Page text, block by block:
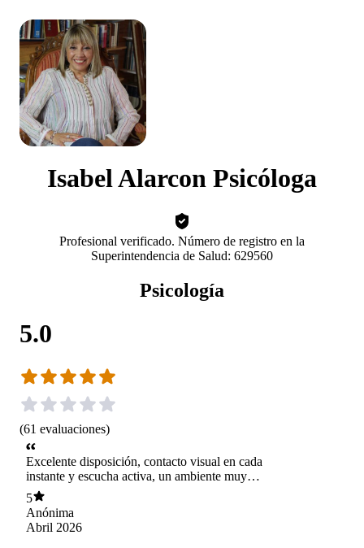
Isabel Alarcon Psicóloga
Profesional verificado. Número de registro en la
Superintendencia de Salud: 629560
Psicología
5.0
(61 evaluaciones)
Excelente disposición, contacto visual en cada
instante y escucha activa, un ambiente muy
agradable
5
Anónima
Abril 2026